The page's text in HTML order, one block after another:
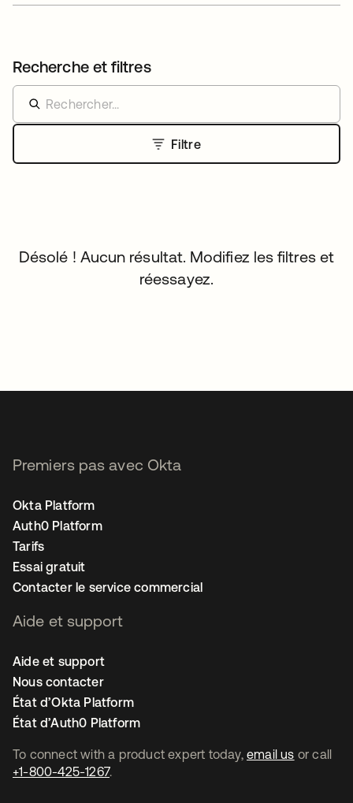
Recherche et filtres
Filtre
Désolé ! Aucun résultat. Modifiez les filtres et
réessayez.
To connect with a product expert today, email us or call
+1-800-425-1267.
Premiers pas avec Okta
Okta Platform
Auth0 Platform
Tarifs
Essai gratuit
Contacter le service commercial
Aide et support
Aide et support
Nous contacter
État d’Okta Platform
État d’Auth0 Platform